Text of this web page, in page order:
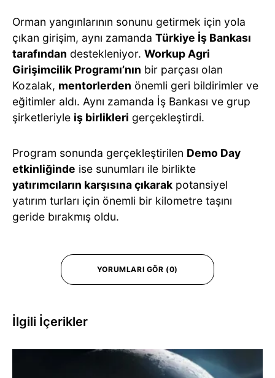
Orman yangınlarının sonunu getirmek için yola
çıkan girişim, aynı zamanda Türkiye İş Bankası
tarafından destekleniyor. Workup Agri
Girişimcilik Programı’nın bir parçası olan
Kozalak, mentorlerden önemli geri bildirimler ve
eğitimler aldı. Aynı zamanda İş Bankası ve grup
şirketleriyle iş birlikleri gerçekleştirdi.
Program sonunda gerçekleştirilen Demo Day
etkinliğinde ise sunumları ile birlikte
yatırımcıların karşısına çıkarak potansiyel
yatırım turları için önemli bir kilometre taşını
geride bırakmış oldu.
YORUMLARI GÖR (0)
İlgili İçerikler